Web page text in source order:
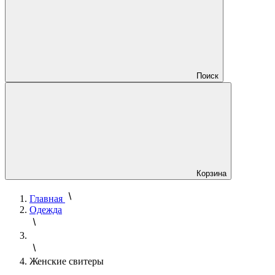
Поиск
Корзина
Главная
Одежда
Женские свитеры